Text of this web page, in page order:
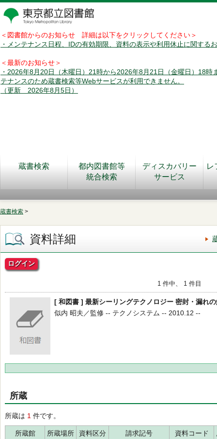
＜図書館からのお知らせ 詳細は以下をクリックしてください＞
・メンテナンス日程、IDの有効期限、資料の表示や利用休止に関する
＜最新のお知らせ＞
・2026年8月20日（木曜日）21時から2026年8月21日（金曜日）18時
テナンスのため蔵書検索等Webサービスが利用できません。
（更新 2026年8月5日）
蔵書検索
都内図書館等
統合検索
ディスカバリー
サービス
レ
蔵書検索 >
資料詳細
ログイン
1 件中、 1 件目
[ 和図書 ] 最新シーリングテクノロジー 密封・漏れ
似内 昭夫／監修 -- テクノシステム -- 2010.12 --
所蔵
所蔵は 1 件です。
所蔵館 所蔵場所 資料区分 請求記号 資料コード